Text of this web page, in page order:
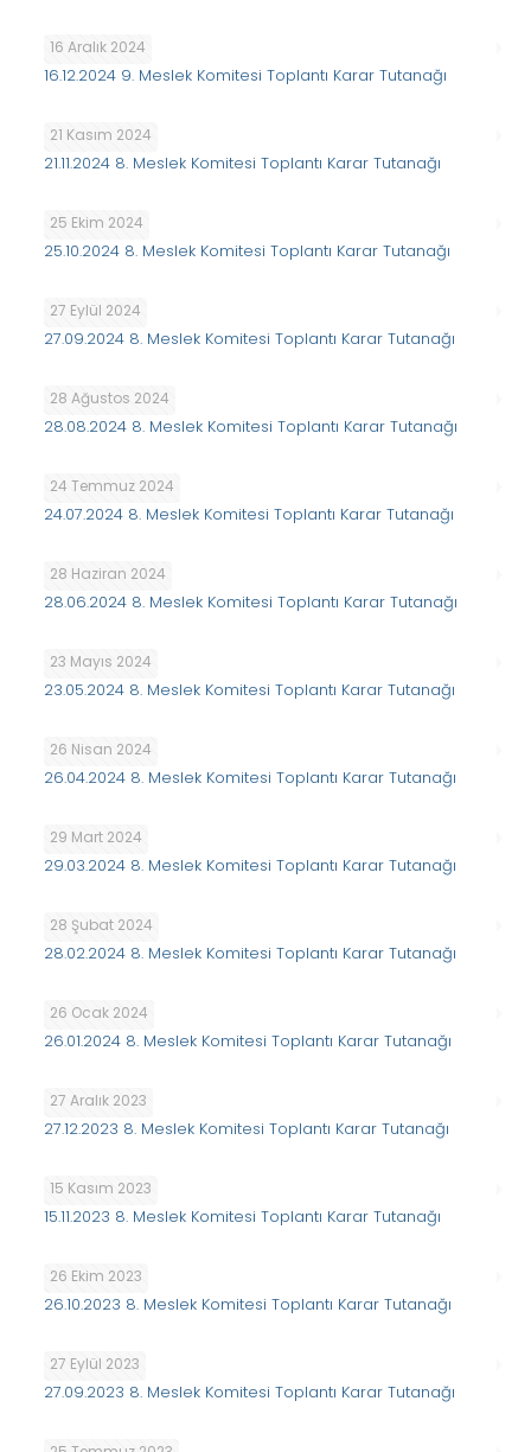
16 Aralık 2024
16.12.2024 9. Meslek Komitesi Toplantı Karar Tutanağı
21 Kasım 2024
21.11.2024 8. Meslek Komitesi Toplantı Karar Tutanağı
25 Ekim 2024
25.10.2024 8. Meslek Komitesi Toplantı Karar Tutanağı
27 Eylül 2024
27.09.2024 8. Meslek Komitesi Toplantı Karar Tutanağı
28 Ağustos 2024
28.08.2024 8. Meslek Komitesi Toplantı Karar Tutanağı
24 Temmuz 2024
24.07.2024 8. Meslek Komitesi Toplantı Karar Tutanağı
28 Haziran 2024
28.06.2024 8. Meslek Komitesi Toplantı Karar Tutanağı
23 Mayıs 2024
23.05.2024 8. Meslek Komitesi Toplantı Karar Tutanağı
26 Nisan 2024
26.04.2024 8. Meslek Komitesi Toplantı Karar Tutanağı
29 Mart 2024
29.03.2024 8. Meslek Komitesi Toplantı Karar Tutanağı
28 Şubat 2024
28.02.2024 8. Meslek Komitesi Toplantı Karar Tutanağı
26 Ocak 2024
26.01.2024 8. Meslek Komitesi Toplantı Karar Tutanağı
27 Aralık 2023
27.12.2023 8. Meslek Komitesi Toplantı Karar Tutanağı
15 Kasım 2023
15.11.2023 8. Meslek Komitesi Toplantı Karar Tutanağı
26 Ekim 2023
26.10.2023 8. Meslek Komitesi Toplantı Karar Tutanağı
27 Eylül 2023
27.09.2023 8. Meslek Komitesi Toplantı Karar Tutanağı